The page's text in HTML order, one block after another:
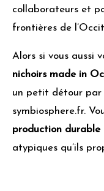
collaborateurs et
frontières de
Alors si vous aussi
nichoirs made in
un petit détour par
symbiosphere.fr.
production durable
atypiques qu’ils